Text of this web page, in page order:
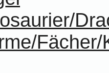
Fächer/